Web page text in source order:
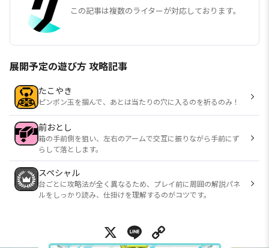
この記事は複数のライターが対応しております。
展開予定の遊び方 攻略記事
たこやき
ピンポン玉を掴んで、あとは当たりの穴に入るのを祈るのみ！
前おとし
箱の手前側を狙い、左右のアームで交互に振りながら手前にず
らして落とします。
スペシャル
台ごとに攻略法が全く異なるため、プレイ前に周囲の解説パネ
ルをしっかり読み、仕掛けを理解するのがコツです。
X Line